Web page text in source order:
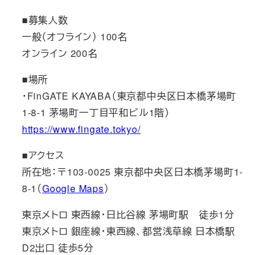
■募集人数
一般（オフライン） 100名
オンライン 200名
■場所
・FinGATE KAYABA（東京都中央区日本橋茅場町
1-8-1 茅場町一丁目平和ビル1階）
https://www.fingate.tokyo/
■アクセス
所在地：〒103-0025 東京都中央区日本橋茅場町1-
8-1（Google Maps）
東京メトロ 東西線・日比谷線 茅場町駅 徒歩1分
東京メトロ 銀座線･東西線、都営浅草線 日本橋駅
D2出口 徒歩5分